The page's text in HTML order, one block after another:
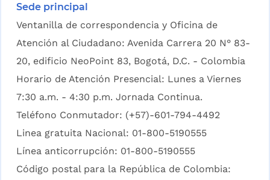
Sede principal
Ventanilla de correspondencia y Oficina de
Atención al Ciudadano: Avenida Carrera 20 N° 83-
20, edificio NeoPoint 83, Bogotá, D.C. - Colombia
Horario de Atención Presencial: Lunes a Viernes
7:30 a.m. - 4:30 p.m. Jornada Continua.
Teléfono Conmutador: (+57)-601-794-4492
Linea gratuita Nacional: 01-800-5190555
Línea anticorrupción: 01-800-5190555
Código postal para la República de Colombia: